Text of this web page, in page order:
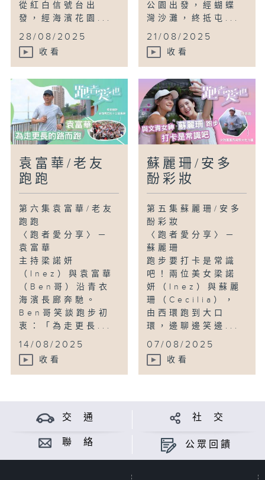
從紅白信號台出
發，經海濱花園...
28/08/2025
收看
公園出發，經蝴蝶
灣沙灘，終抵屯...
21/08/2025
收看
袁富華/老友
跑跑
第六集袁富華/老友
跑跑
〈跑者愛分享〉－
袁富華
主持梁諾妍
（Inez）與袁富華
（Ben哥）沿青衣
海濱長廊奔馳。
Ben哥笑談跑步初
衷：「為走更長...
14/08/2025
收看
蘇麗珊/安多
酚彩妝
第五集蘇麗珊/安多
酚彩妝
〈跑者愛分享〉－
蘇麗珊
跑步要打卡是常識
吧！兩位美女梁諾
妍（Inez）與蘇麗
珊（Cecilia），
由西環跑到大口
環，邊聊邊笑邊...
07/08/2025
收看
交 通 社 交
聯 絡 公眾回饋